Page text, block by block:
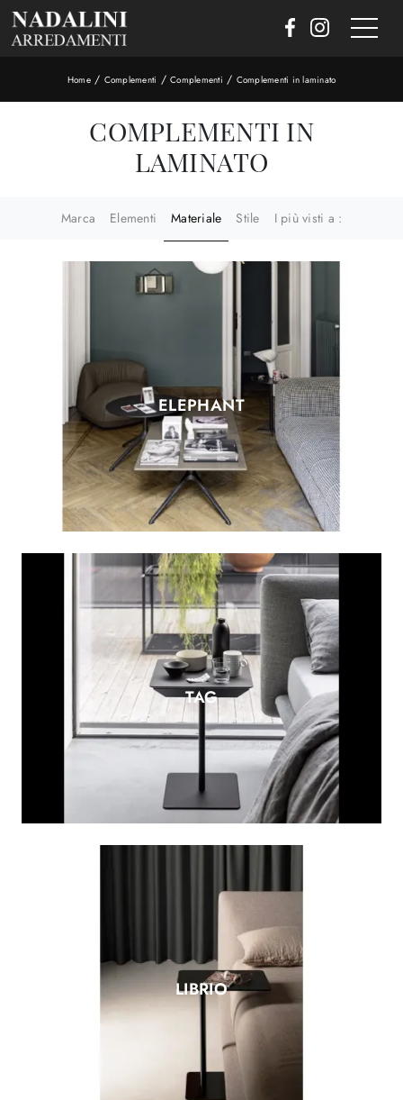
Home/ Complementi / Complementi / Complementi in laminato
COMPLEMENTI IN
LAMINATO
Marca Elementi Materiale Stile I più visti a :
ELEPHANT
TAG
LIBRIO